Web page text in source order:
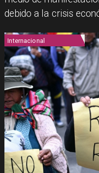
debido a la crisis
Internacional